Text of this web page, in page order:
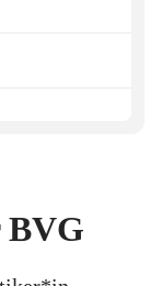
BVG